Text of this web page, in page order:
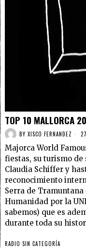
TOP 10 MALLORCA
BY XISCO FERNANDEZ
Majorca World
fiestas, su turismo de
Claudia Schiffer y
reconocimiento
Serra de
Humanidad por la
sabemos) que es
durante toda su
RADIO·SIN CATEGORÍA